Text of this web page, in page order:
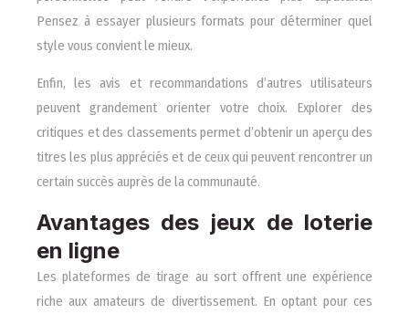
Pensez à essayer plusieurs formats pour déterminer quel
style vous convient le mieux.
Enfin, les avis et recommandations d’autres utilisateurs
peuvent grandement orienter votre choix. Explorer des
critiques et des classements permet d’obtenir un aperçu des
titres les plus appréciés et de ceux qui peuvent rencontrer un
certain succès auprès de la communauté.
Avantages des jeux de loterie
en ligne
Les plateformes de tirage au sort offrent une expérience
riche aux amateurs de divertissement. En optant pour ces